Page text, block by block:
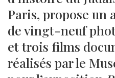
Paris, propose un
de vingt-neuf
et trois films
réalisés par le